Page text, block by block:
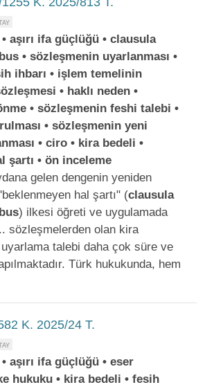
aşırı ifa güçlüğü • clausula
• sözleşmenin uyarlanması •
ihbarı • işlem temelinin
• haklı neden •
• sözleşmenin feshi talebi •
• sözleşmenin yeni
• ciro • kira bedeli •
şartı • ön inceleme
gelen dengenin yeniden
hal şartı" (clausula
) ilkesi öğreti ve uygulamada
sözleşmelerden olan kira
talebi daha çok süre ve
Türk hukukunda, hem
K. 2025/24 T.
aşırı ifa güçlüğü • eser
hukuku • kira bedeli • fesih